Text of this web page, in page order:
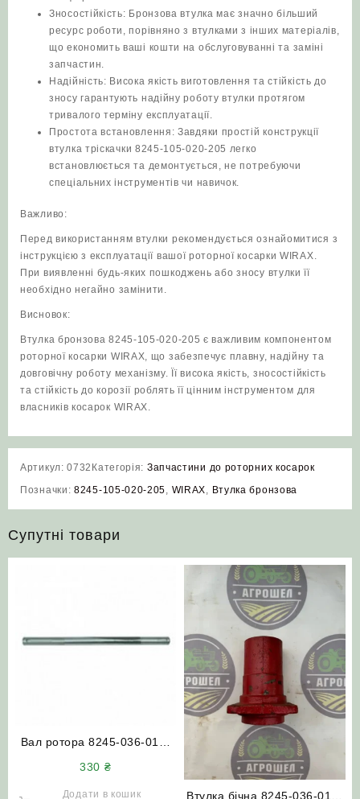
Зносостійкість: Бронзова втулка має значно більший
ресурс роботи, порівняно з втулками з інших матеріалів,
що економить ваші кошти на обслуговуванні та заміні
запчастин.
Надійність: Висока якість виготовлення та стійкість до
зносу гарантують надійну роботу втулки протягом
тривалого терміну експлуатації.
Простота встановлення: Завдяки простій конструкції
втулка тріскачки 8245-105-020-205 легко
встановлюється та демонтується, не потребуючи
спеціальних інструментів чи навичок.
Важливо:
Перед використанням втулки рекомендується ознайомитися з
інструкцією з експлуатації вашої роторної косарки WIRAX.
При виявленні будь-яких пошкоджень або зносу втулки її
необхідно негайно замінити.
Висновок:
Втулка бронзова 8245-105-020-205 є важливим компонентом
роторної косарки WIRAX, що забезпечує плавну, надійну та
довговічну роботу механізму. Її висока якість, зносостійкість
та стійкість до корозії роблять її цінним інструментом для
власників косарок WIRAX.
Артикул:0732 Категорія: Запчастини до роторних косарок
Позначки: 8245-105-020-205, WIRAX, Втулка бронзова
Супутні товари
Вал ротора 8245-036-010-
роторної косарки WIRAX
330 ₴
Додати в кошик
Втулка бічна 8245-036-010-